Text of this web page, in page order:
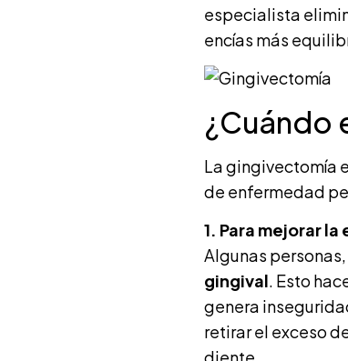
especialista
encías más
¿Cuándo
La gingivectomía
de enfermedad
1. Para mejorar
Algunas
gingival. Esto
genera
retirar el exceso